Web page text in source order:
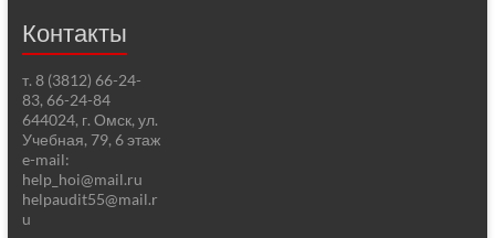
Контакты
т. 8 (3812) 66-24-
83, 66-24-84
644024, г. Омск, ул.
Учебная, 79, 6 этаж
e-mail:
help_hoi@mail.ru
helpaudit55@mail.r
u